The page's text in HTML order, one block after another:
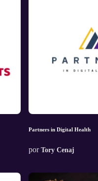
Partners in Digital Health
por Tory Cenaj